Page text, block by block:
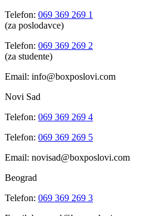
Telefon: 069 369 269 1
(za poslodavce)
Telefon: 069 369 269 2
(za studente)
Email: info@boxposlovi.com
Novi Sad
Telefon: 069 369 269 4
Telefon: 069 369 269 5
Email: novisad@boxposlovi.com
Beograd
Telefon: 069 369 269 3